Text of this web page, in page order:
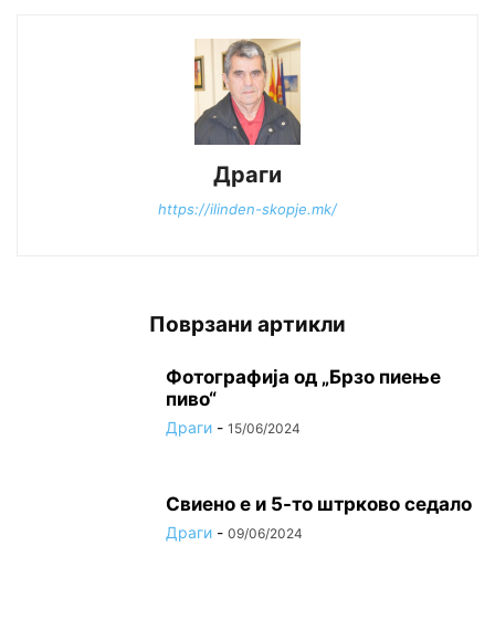
Драги
https://ilinden-skopje.mk/
Поврзани артикли
Фотографија од „Брзо пиење
пиво“
Драги - 15/06/2024
Свиено е и 5-то штрково седало
Драги - 09/06/2024